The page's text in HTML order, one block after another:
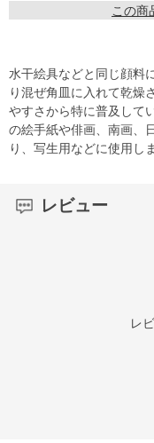
この商
水干絵具などと同じ顔料
り混ぜ角皿に入れて乾燥
やすさから特に普及して
の絵手紙や俳画、南画、
り、写生用などに使用し
レビュー
レ